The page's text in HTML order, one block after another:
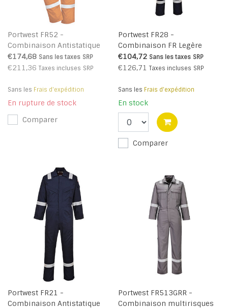
Portwest FR52 -
Combinaison Antistatique
matelassée hiver 350g -
Orange - R
€174,68 Sans les taxes SRP
€211,36 Taxes incluses SRP
Sans les Frais d'expédition
En rupture de stock
Comparer
Portwest FR28 -
Combinaison FR Legère
Antistatique 280g - Navy - R
€104,72 Sans les taxes SRP
€126,71 Taxes incluses SRP
Sans les Frais d'expédition
En stock
Comparer
Portwest FR21 -
Combinaison Antistatique
Portwest FR513GRR -
Combinaison multirisques